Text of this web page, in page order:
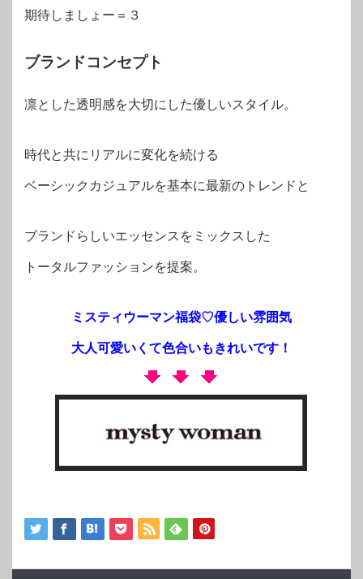
期待しましょー＝３
ブランドコンセプト
凛とした透明感を大切にした優しいスタイル。
時代と共にリアルに変化を続ける
ベーシックカジュアルを基本に最新のトレンドと
ブランドらしいエッセンスをミックスした
トータルファッションを提案。
ミスティウーマン福袋♡優しい雰囲気
大人可愛いくて色合いもきれいです！